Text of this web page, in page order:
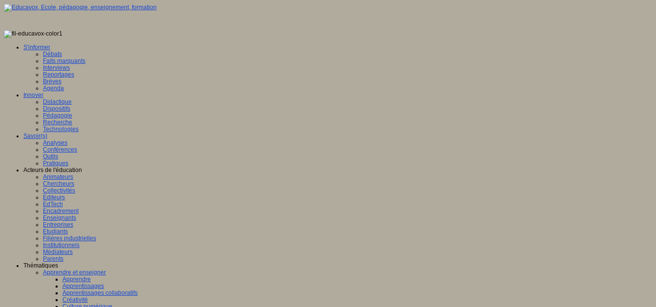
S'informer
Débats
Faits marquants
Interviews
Reportages
Brèves
Agenda
Innover
Didactique
Dispositifs
Pédagogie
Recherche
Technologies
Savoir(s)
Analyses
Conférences
Outils
Pratiques
Acteurs de l'éducation
Animateurs
Chercheurs
Collectivités
Editeurs
EdTech
Encadrement
Enseignants
Entreprises
Etudiants
Filières industrielles
Institutionnels
Médiateurs
Parents
Thématiques
Apprendre et enseigner
Apprendre
Apprentissages
Apprentissages collaboratifs
Créativité